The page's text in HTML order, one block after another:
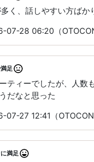
く、話しやすい方ばか
07-28 06:20（
足
ティーでしたが、人数
だなと思った
07-27 12:41（
満足